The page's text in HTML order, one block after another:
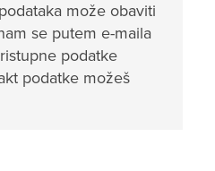
može obaviti
se putem e-maila
podatke
podatke možeš